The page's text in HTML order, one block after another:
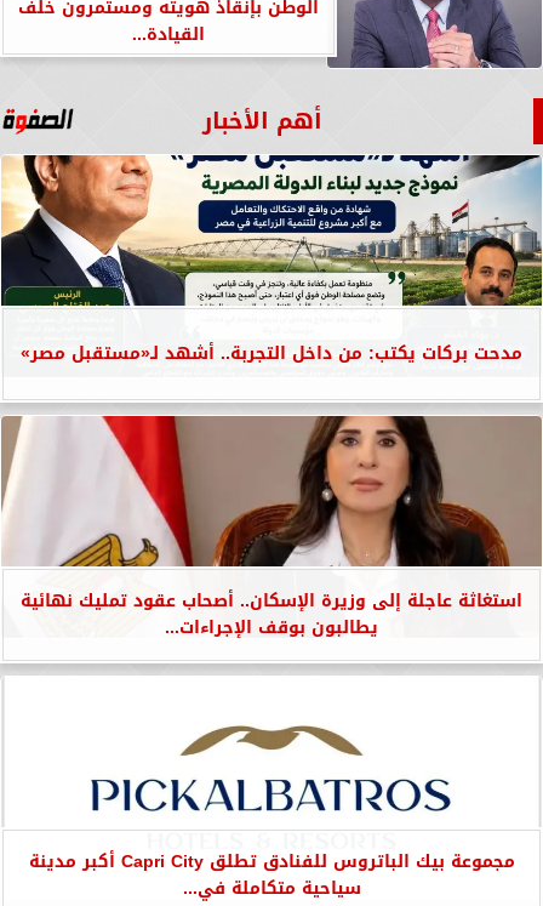
الوطن بإنقاذ هويته ومستمرون خلف
القيادة...
أهم الأخبار
مدحت بركات يكتب: من داخل التجربة.. أشهد لـ«مستقبل مصر»
استغاثة عاجلة إلى وزيرة الإسكان.. أصحاب عقود تمليك نهائية
يطالبون بوقف الإجراءات...
مجموعة بيك الباتروس للفنادق تطلق Capri City أكبر مدينة
سياحية متكاملة في...